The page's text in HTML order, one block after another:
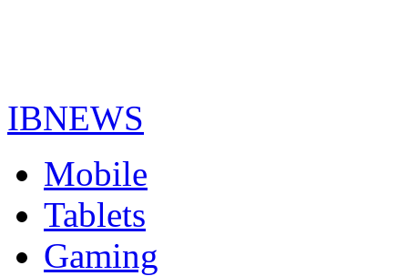
IBNEWS
Mobile
Tablets
Gaming